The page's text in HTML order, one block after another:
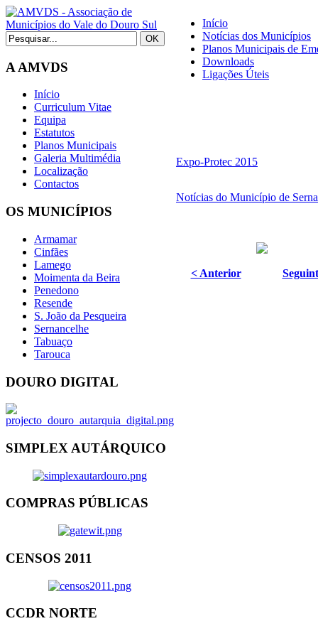
A AMVDS
Início
Curriculum Vitae
Equipa
Estatutos
Planos Municipais
Galeria Multimédia
Localização
Contactos
OS MUNICÍPIOS
Armamar
Cinfães
Lamego
Moimenta da Beira
Penedono
Resende
S. João da Pesqueira
Sernancelhe
Tabuaço
Tarouca
DOURO DIGITAL
SIMPLEX AUTÁRQUICO
COMPRAS PÚBLICAS
CENSOS 2011
CCDR NORTE
Início
Notícias dos Municípios
Planos Municipais de
Downloads
Ligações Úteis
Expo-Protec 2015
Notícias do Município de
< Anterior